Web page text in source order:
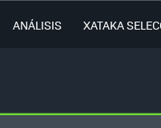
ANÁLISIS XATAKA